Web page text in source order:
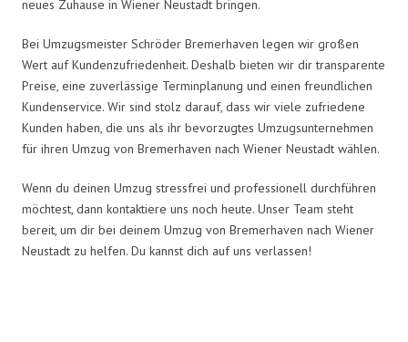
neues Zuhause in Wiener Neustadt bringen.
Bei Umzugsmeister Schröder Bremerhaven legen wir großen
Wert auf Kundenzufriedenheit. Deshalb bieten wir dir transparente
Preise, eine zuverlässige Terminplanung und einen freundlichen
Kundenservice. Wir sind stolz darauf, dass wir viele zufriedene
Kunden haben, die uns als ihr bevorzugtes Umzugsunternehmen
für ihren Umzug von Bremerhaven nach Wiener Neustadt wählen.
Wenn du deinen Umzug stressfrei und professionell durchführen
möchtest, dann kontaktiere uns noch heute. Unser Team steht
bereit, um dir bei deinem Umzug von Bremerhaven nach Wiener
Neustadt zu helfen. Du kannst dich auf uns verlassen!